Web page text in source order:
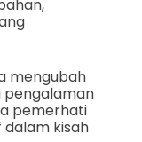
mengubah
pengalaman
pemerhati
kisah